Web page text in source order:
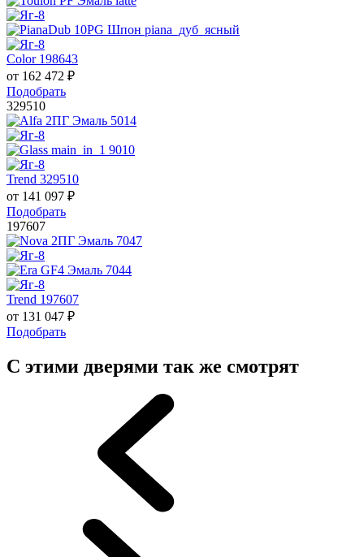
Color 198643
от 162 472 ₽
Подобрать
329510
Trend 329510
от 141 097 ₽
Подобрать
197607
Trend 197607
от 131 047 ₽
Подобрать
С этими дверями так же смотрят